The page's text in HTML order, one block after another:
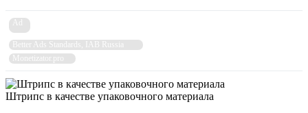
Ad
Better Ads Standards, IAB Russia
Monetizator.pro
Штрипс в качестве упаковочного материала